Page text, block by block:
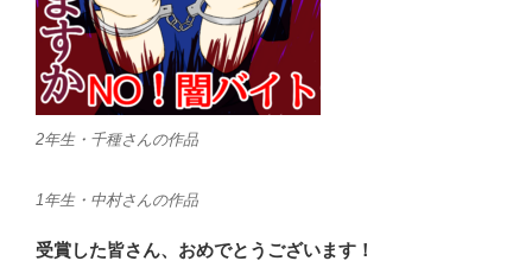
2年生・千種さんの作品
1年生・中村さんの作品
受賞した皆さん、おめでとうございます！